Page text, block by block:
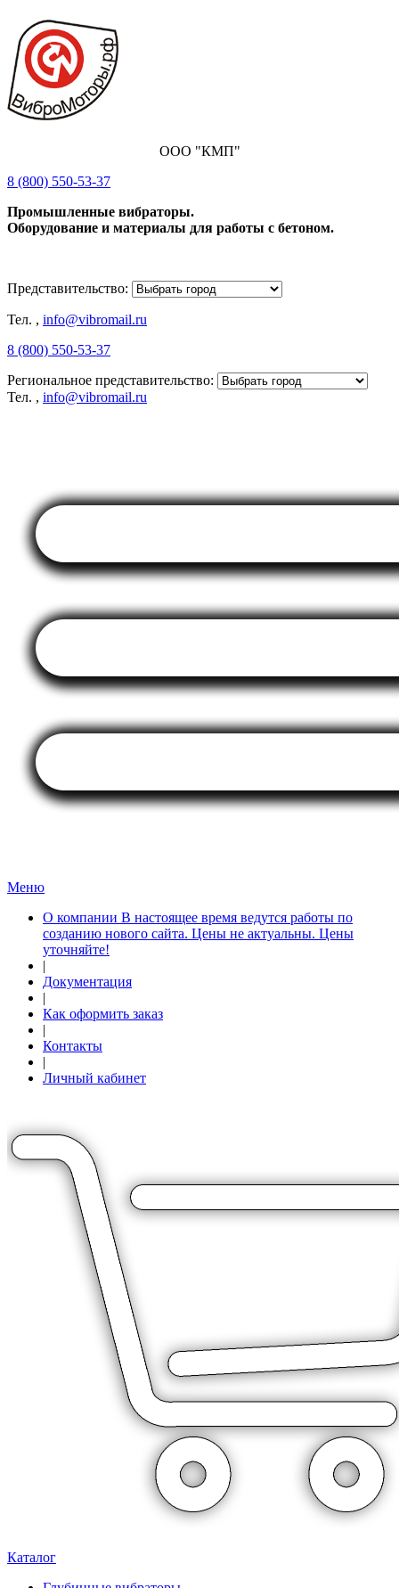
ООО "КМП"
8 (800) 550-53-37
Промышленные вибраторы.
Оборудование и материалы для работы с бетоном.
Представительство:
Тел. , info@vibromail.ru
8 (800) 550-53-37
Региональное представительство:
Тел. , info@vibromail.ru
Меню
О компании В настоящее время ведутся работы по
созданию нового сайта. Цены не актуальны. Цены
уточняйте!
|
Документация
|
Как оформить заказ
|
Контакты
|
Личный кабинет
Каталог